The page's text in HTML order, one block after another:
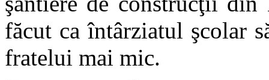
făcut ca întârziatul şcolar
fratelui mai mic.